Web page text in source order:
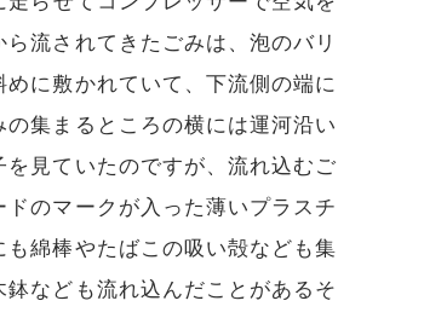
流されてきたごみは、泡のバリ
に敷かれていて、下流側の端に
集まるところの横には運河沿い
見ていたのですが、流れ込むご
のマークが入った薄いプラスチ
綿棒やたばこの吸い殻なども集
なども流れ込んだことがあるそ